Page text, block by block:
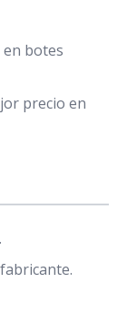
botes
precio en
.